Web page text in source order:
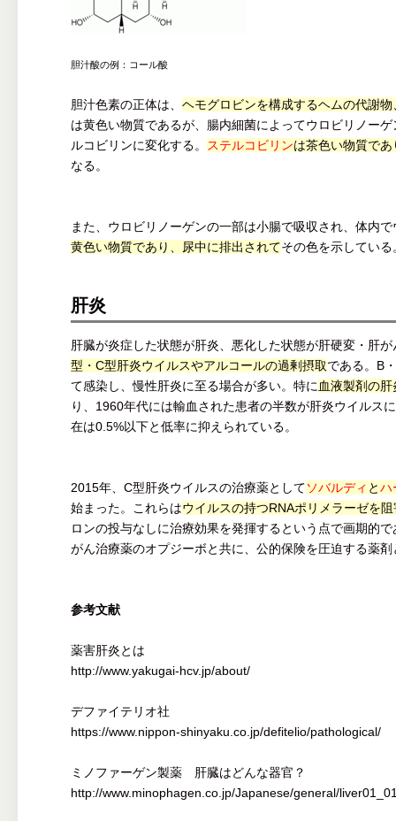
胆汁酸の例：コール酸
胆汁色素の正体は、 ヘモグロビンを構成するヘムの代謝物
は黄色い物質であるが、腸内細菌によってウロビリノー
ルコビリンに変化する。
ステルコビリンは茶色い物質で
なる。
また、ウロビリノーゲンの一部は小腸で吸収され、体内
黄色い物質であり、尿中に排出されてその色を示している
肝炎
肝臓が炎症した状態が肝炎、悪化した状態が肝硬変・肝
型・C型肝炎ウイルスやアルコールの過剰摂取である。B
て感染し、慢性肝炎に至る場合が多い。特に 血液製剤の
り、1960年代には輸血された患者の半数が肝炎ウイルス
在は0.5%以下と低率に抑えられている。
2015年、C型肝炎ウイルスの治療薬としてソバルディ とハ
始まった。これらはウイルスの持つRNAポリメラーゼを阻
ロンの投与なしに治療効果を発揮するという点で画期的
がん治療薬のオプジーボと共に、公的保険を圧迫する薬
参考文献
薬害肝炎とは
http://www.yakugai-hcv.jp/about/
デファイテリオ社
https://www.nippon-shinyaku.co.jp/defitelio/pathological/
ミノファーゲン製薬 肝臓はどんな器官？
http://www.minophagen.co.jp/Japanese/general/